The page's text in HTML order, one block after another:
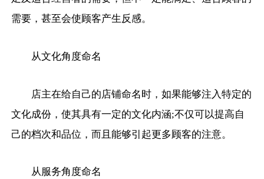
需要，甚至会使顾客产生反感。
从文化角度命名
店主在给自己的店铺命名时，如果能够注入特定的
文化成份，使其具有一定的文化内涵;不仅可以提高自
己的档次和品位，而且能够引起更多顾客的注意。
从服务角度命名